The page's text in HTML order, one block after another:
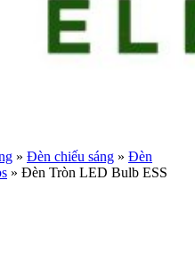
» Đèn chiếu sáng » Đèn
» Đèn Tròn LED Bulb ESS